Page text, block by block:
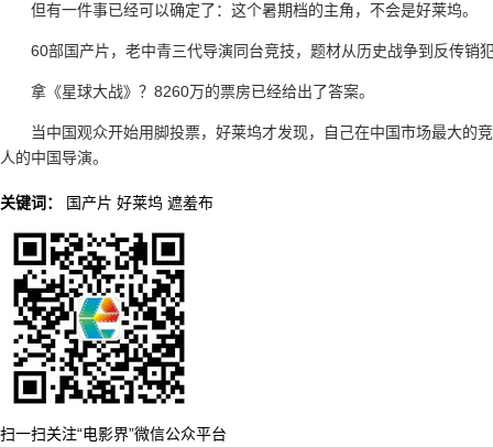
但有一件事已经可以确定了：这个暑期档的主角，不会是好莱坞。
60部国产片，老中青三代导演同台竞技，题材从历史战争到反传销
拿《星球大战》？8260万的票房已经给出了答案。
当中国观众开始用脚投票，好莱坞才发现，自己在中国市场最大的
人的中国导演。
关键词： 国产片 好莱坞 遮羞布
扫一扫关注“电影界”微信公众平台